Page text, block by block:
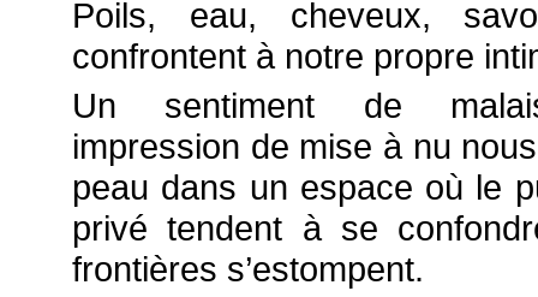
Poils, eau, cheveux,
confrontent à notre propre
Un sentiment de
impression de mise à nu
peau dans un espace où le
privé tendent à se
frontières s’estompent.